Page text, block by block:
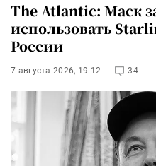
The Atlantic: Маск
использовать
России
7 августа 2026, 19:12 34